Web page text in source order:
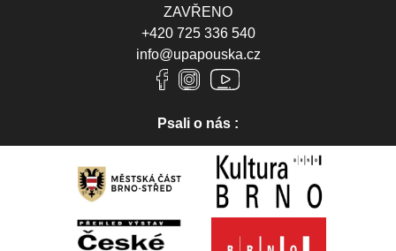
ZAVŘENO
+420 725 336 540
info@upapouska.cz
Psali o nás :